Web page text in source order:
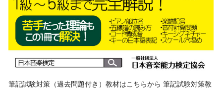
筆記試験対策（過去問題付き）教材はこちらから 筆記試験対策教